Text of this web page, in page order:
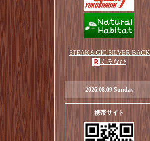
STEAK＆GIG SILVER BACK
ぐるなび
2026.08.09 Sunday
携帯サイト